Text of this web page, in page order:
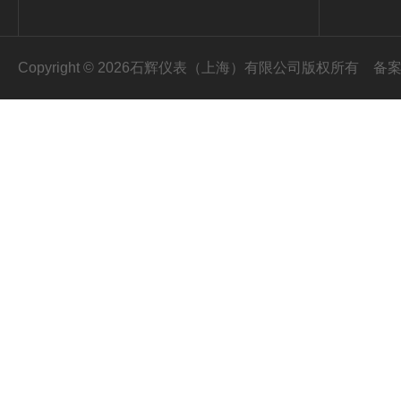
Copyright © 2026石辉仪表（上海）有限公司版权所有 备